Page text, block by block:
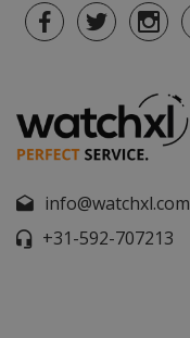
info@watchxl.com
+31-592-707213